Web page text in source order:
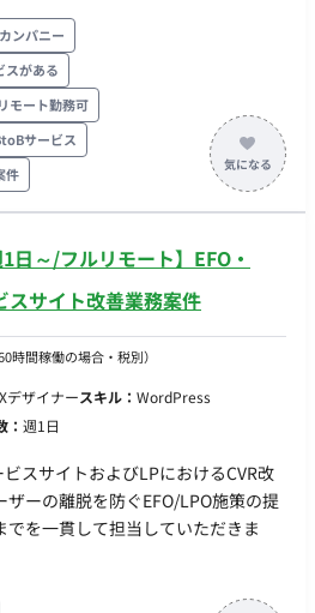
の設定 ・応答時間・解決率・チー
ングと業務改善 ・カスタマーサポ
】 ・
対応・メールアドレス変更等の各
内のAIチューター不具合の受付・社
ン業務 【教材コンテンツ
】 ・講師の契約書作成・シフト調
ーザーへの事前案
ンパニー
スがある
モート勤務可
サービス
件
日～/フルリモート】EFO・
スサイト改善業務案件
時間稼働の場合・税別）
デザイナースキル： WordPress
： 週1日
スサイトおよびLPにおけるCVR改
ーの離脱を防ぐEFO/LPO施策の提
を一貫して担当していただきま